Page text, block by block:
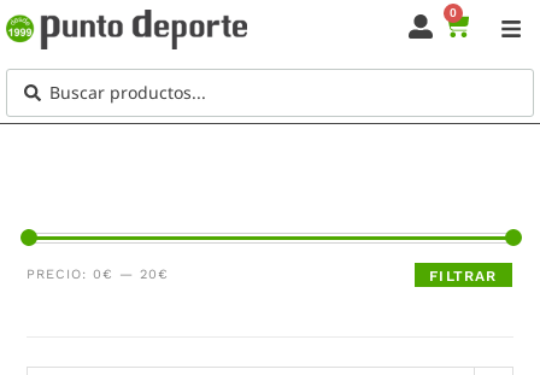
0
FILTRAR
PRECIO:0€ —20€